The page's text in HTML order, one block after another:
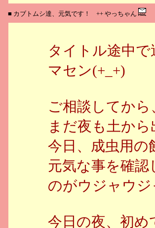
■ カブトムシ達、元気です！ ++ やっちゃん
タイトル途中
マセン(+_+)
ご相談してか
まだ夜も土か
今日、成虫用の
元気な事を確
のがウジャウ
今日の夜、初